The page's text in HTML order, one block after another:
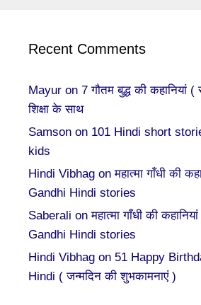
Recent Comments
Mayur on 7 गौतम बुद्ध की कहानियां (
शिक्षा के साथ
Samson on 101 Hindi short
kids
Hindi Vibhag onमहात्मा गाँधी की
Gandhi Hindi stories
Saberali onमहात्मा गाँधी की
Gandhi Hindi stories
Hindi Vibhag on 51 Happy
Hindi ( जन्मदिन की शुभकामनाएं )